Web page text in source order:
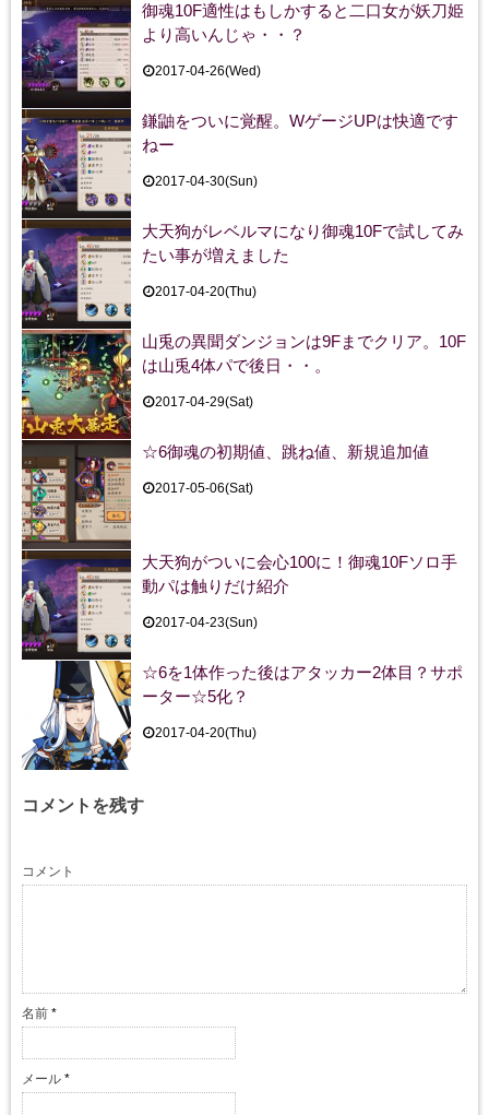
御魂10F適性はもしかすると二口女が妖刀姫
より高いんじゃ・・？
2017-04-26(Wed)
鎌鼬をついに覚醒。WゲージUPは快適です
ねー
2017-04-30(Sun)
大天狗がレベルマになり御魂10Fで試してみ
たい事が増えました
2017-04-20(Thu)
山兎の異聞ダンジョンは9Fまでクリア。10F
は山兎4体パで後日・・。
2017-04-29(Sat)
☆6御魂の初期値、跳ね値、新規追加値
2017-05-06(Sat)
大天狗がついに会心100に！御魂10Fソロ手
動パは触りだけ紹介
2017-04-23(Sun)
☆6を1体作った後はアタッカー2体目？サポ
ーター☆5化？
2017-04-20(Thu)
コメントを残す
コメント
名前 *
メール *